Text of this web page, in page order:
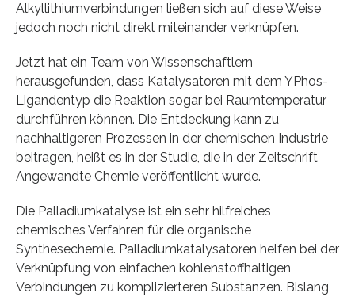
Alkyllithiumverbindungen ließen sich auf diese Weise
jedoch noch nicht direkt miteinander verknüpfen.
Jetzt hat ein Team von Wissenschaftlern
herausgefunden, dass Katalysatoren mit dem YPhos-
Ligandentyp die Reaktion sogar bei Raumtemperatur
durchführen können. Die Entdeckung kann zu
nachhaltigeren Prozessen in der chemischen Industrie
beitragen, heißt es in der Studie, die in der Zeitschrift
Angewandte Chemie veröffentlicht wurde.
Die Palladiumkatalyse ist ein sehr hilfreiches
chemisches Verfahren für die organische
Synthesechemie. Palladiumkatalysatoren helfen bei der
Verknüpfung von einfachen kohlenstoffhaltigen
Verbindungen zu komplizierteren Substanzen. Bislang